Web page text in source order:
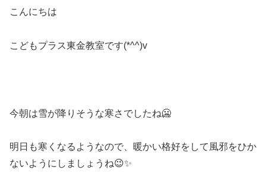
こんにちは
こどもプラス東金教室です(*^^)v
今朝は雪が降りそうな寒さでしたね🥶
明日も寒くなるようなので、暖かい格好をして風邪をひか
ないようにしましょうね😉✨